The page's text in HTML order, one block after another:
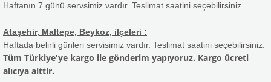
Haftanın 7 günü servsimiz vardır. Teslimat saatini seçebilirsiniz.
Ataşehir, Maltepe, Beykoz, ilçeleri :
Haftada belirli günleri servisimiz vardır. Teslimat saatini seçebilirsiniz.
Tüm Türkiye'ye kargo ile gönderim yapıyoruz. Kargo ücreti
alıcıya aittir.